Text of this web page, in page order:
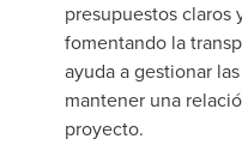
presupuestos claros
fomentando la
ayuda a gestionar
mantener una
proyecto.